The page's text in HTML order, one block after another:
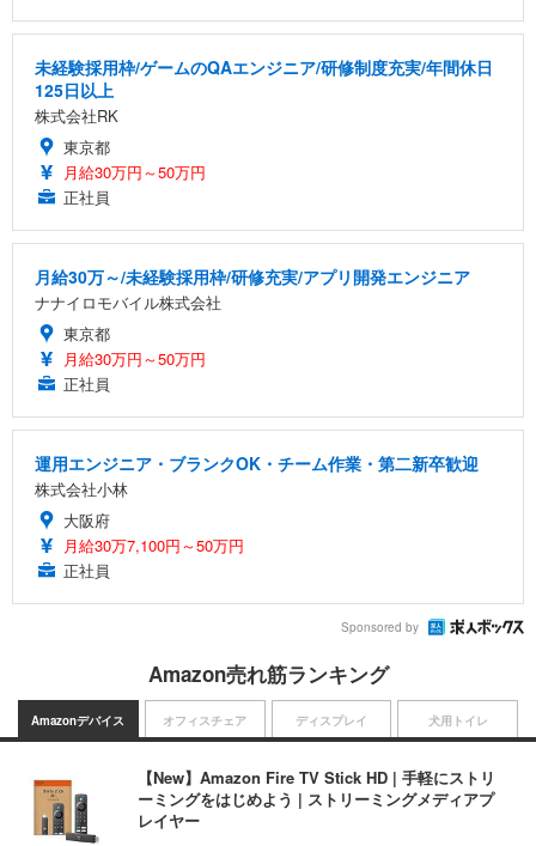
未経験採用枠/ゲームのQAエンジニア/研修制度充実/年間休日
125日以上
株式会社RK
東京都
月給30万円～50万円
正社員
月給30万～/未経験採用枠/研修充実/アプリ開発エンジニア
ナナイロモバイル株式会社
東京都
月給30万円～50万円
正社員
運用エンジニア・ブランクOK・チーム作業・第二新卒歓迎
株式会社小林
大阪府
月給30万7,100円～50万円
正社員
Sponsored by
Amazon売れ筋ランキング
Amazonデバイス
【New】Amazon Fire TV Stick HD | 手軽にストリ
ーミングをはじめよう | ストリーミングメディアプ
レイヤー
オフィスチェア ディスプレイ 犬用トイレ